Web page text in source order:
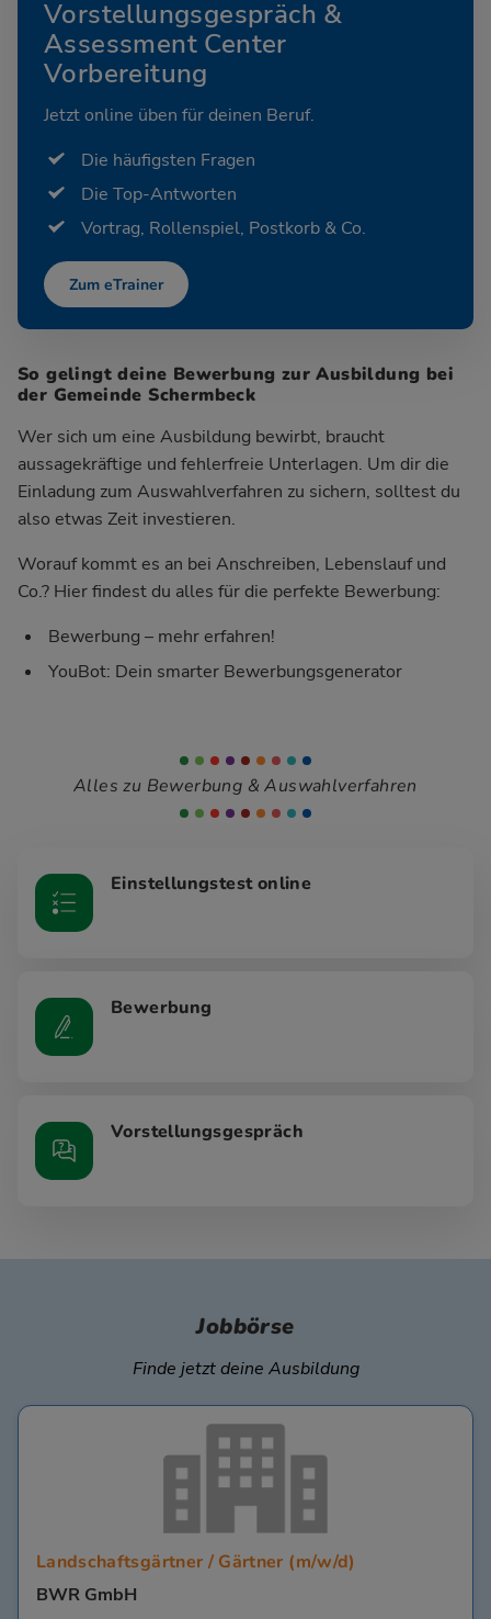
Vorstellungsgespräch &
Assessment Center
Vorbereitung
Jetzt online üben für deinen Beruf.
Die häufigsten Fragen
Die Top-Antworten
Vortrag, Rollenspiel, Postkorb & Co.
Zum eTrainer
So gelingt deine Bewerbung zur Ausbildung bei
der Gemeinde Schermbeck
Wer sich um eine Ausbildung bewirbt, braucht
aussagekräftige und fehlerfreie Unterlagen. Um dir die
Einladung zum Auswahlverfahren zu sichern, solltest du
also etwas Zeit investieren.
Worauf kommt es an bei Anschreiben, Lebenslauf und
Co.? Hier findest du alles für die perfekte Bewerbung:
Bewerbung – mehr erfahren!
YouBot: Dein smarter Bewerbungsgenerator
Alles zu Bewerbung & Auswahlverfahren
Einstellungstest online
Bewerbung
Vorstellungsgespräch
Jobbörse
Finde jetzt deine Ausbildung
Landschaftsgärtner / Gärtner (m/w/d)
BWR GmbH